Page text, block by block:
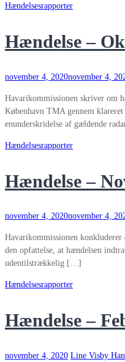
Hændelsesrapporter
Hændelse –
november 4, 2020november 4,
Havarikommissionen skriver om
København TMA gennem
enunderskridelse af gældende
Hændelsesrapporter
Hændelse –
november 4, 2020november 4,
Havarikommissionen
den opfattelse, at hændelsen
udentilstrækkelig […]
Hændelsesrapporter
Hændelse –
november 4, 2020 Line Visby